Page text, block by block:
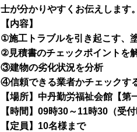
士が分かりやすくお伝えします。
【内容】
①施工トラブルを引き起こす、
②見積書のチェックポイントを
③建物の劣化状況を分析
④信頼できる業者かチェックす
【場所】中丹勤労福祉会館【第
【時間】09時30～11時30（受
【定員】10名様まで